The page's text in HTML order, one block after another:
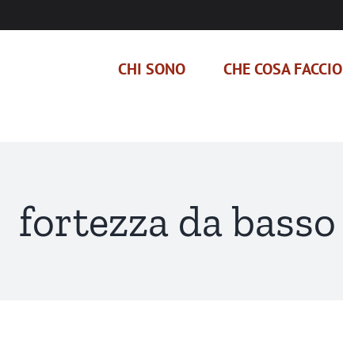
CHI SONO CHE COSA FACCIO
fortezza da basso